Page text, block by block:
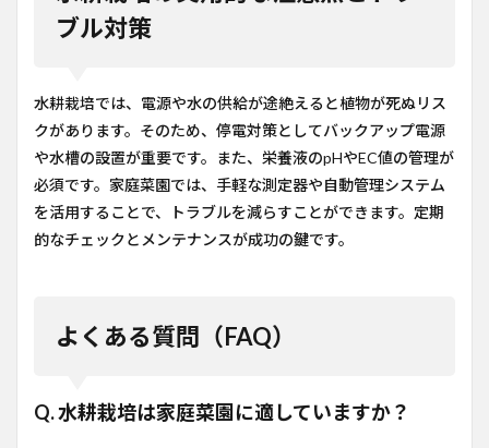
ブル対策
水耕栽培では、電源や水の供給が途絶えると植物が死ぬリス
クがあります。そのため、停電対策としてバックアップ電源
や水槽の設置が重要です。また、栄養液のpHやEC値の管理が
必須です。家庭菜園では、手軽な測定器や自動管理システム
を活用することで、トラブルを減らすことができます。定期
的なチェックとメンテナンスが成功の鍵です。
よくある質問（FAQ）
Q. 水耕栽培は家庭菜園に適していますか？